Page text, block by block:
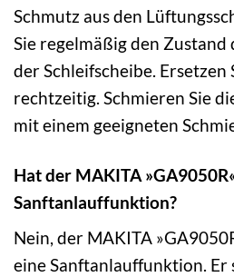
Schmutz aus den
Sie regelmäßig den Zustand
der Schleifscheibe. Ersetzen
rechtzeitig. Schmieren Sie
mit einem geeigneten
Hat der MAKITA
Sanftanlauffunktion?
Nein, der MAKITA
eine Sanftanlauffunktion.